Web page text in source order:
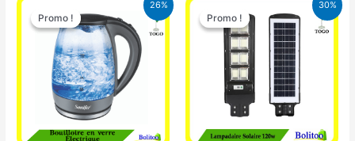
26%
Promo !
Promo !
prix
initial
16.900 CFA.
prix
actuel
est :
12.500 CFA.
30%
Promo !
Promo !
prix
initial
était :
50.000 CFA.
prix
actuel
est :
35.000